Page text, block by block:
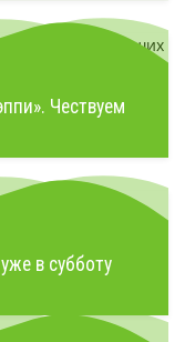
Чествуем
в субботу